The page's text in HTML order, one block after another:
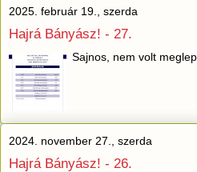
2025. február 19., szerda
Hajrá Bányász! - 27.
Sajnos, nem volt
2024. november 27., szerda
Hajrá Bányász! - 26.